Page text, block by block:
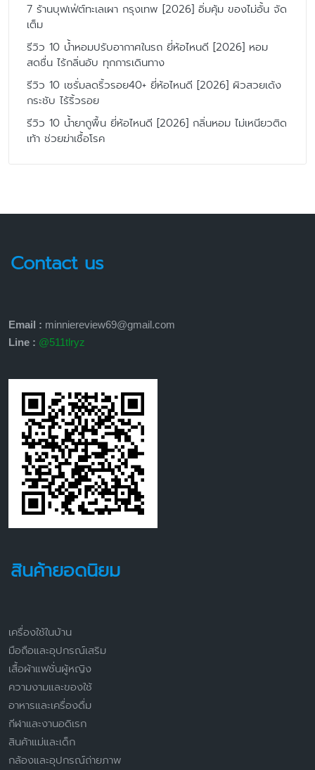
7 ร้านบุฟเฟ่ต์ทะเลเผา กรุงเทพ [2026] อิ่มคุ้ม ของไม่อั้น จัด
เต็ม
รีวิว 10 น้ำหอมปรับอากาศในรถ ยี่ห้อไหนดี [2026] หอม
สดชื่น ไร้กลิ่นอับ ทุกการเดินทาง
รีวิว 10 เซรั่มลดริ้วรอย40+ ยี่ห้อไหนดี [2026] ผิวสวยเด้ง
กระชับ ไร้ริ้วรอย
รีวิว 10 น้ำยาถูพื้น ยี่ห้อไหนดี [2026] กลิ่นหอม ไม่เหนียวติด
เท้า ช่วยฆ่าเชื้อโรค
Contact us
Email : minniereview69@gmail.com
Line : @511tlryz
สินค้ายอดนิยม
เครื่องใช้ในบ้าน
มือถือและอุปกรณ์เสริม
เสื้อผ้าแฟชั่นผู้หญิง
ความงามและของใช้
อาหารและเครื่องดื่ม
กีฬาและงานอดิเรก
สินค้าแม่และเด็ก
กล้องและอุปกรณ์ถ่ายภาพ